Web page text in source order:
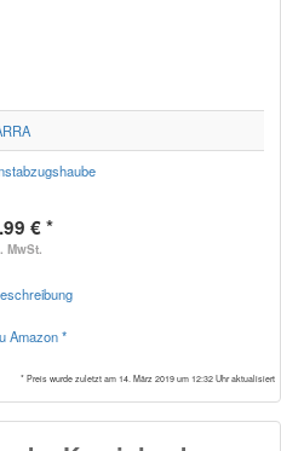
€ *
MwSt.
Amazon *
* Preis wurde zuletzt am 14. März 2019 um 12:32 Uhr aktualisiert